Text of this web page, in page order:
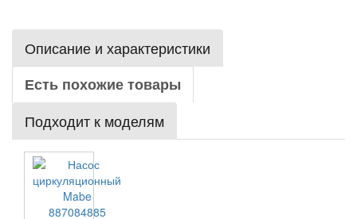
Описание и характеристики
Есть похожие товары
Подходит к моделям